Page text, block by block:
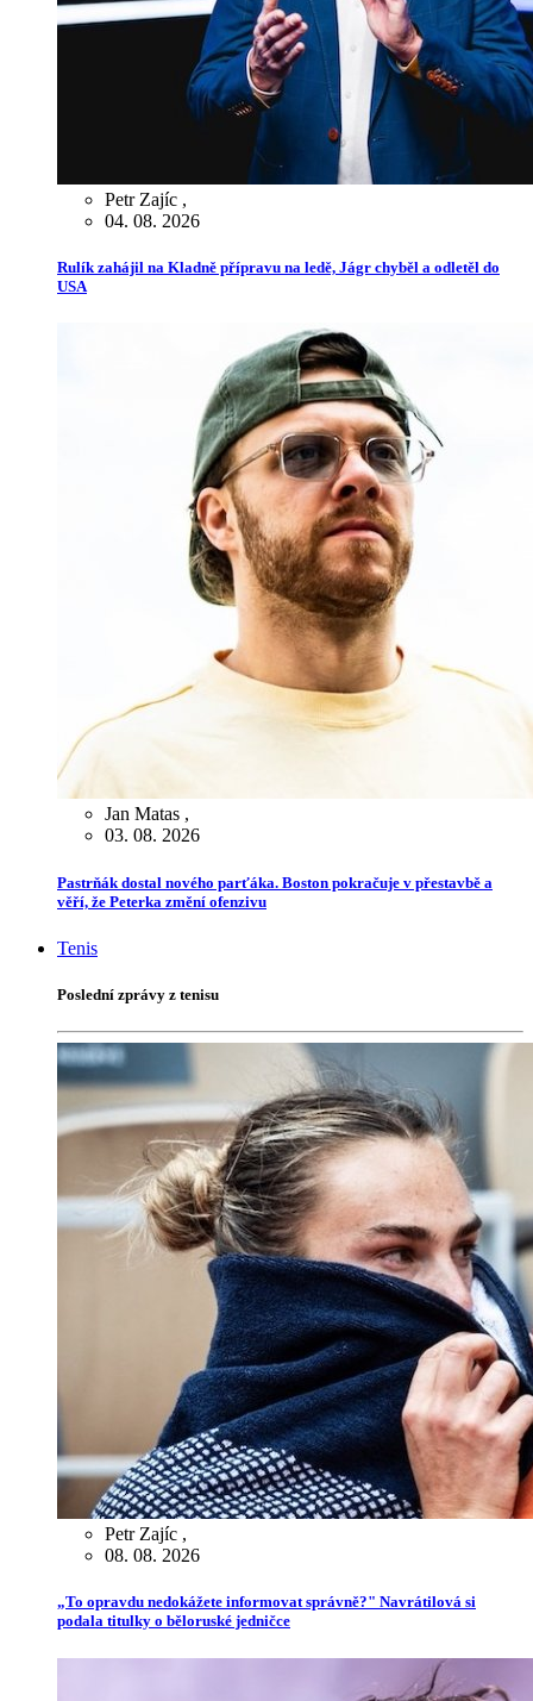
Petr Zajíc ,
04. 08. 2026
Rulík zahájil na Kladně přípravu na ledě, Jágr chyběl a odletěl do
USA
Jan Matas ,
03. 08. 2026
Pastrňák dostal nového parťáka. Boston pokračuje v přestavbě a
věří, že Peterka změní ofenzivu
Tenis
Poslední zprávy z tenisu
Petr Zajíc ,
08. 08. 2026
„To opravdu nedokážete informovat správně?" Navrátilová si
podala titulky o běloruské jedničce